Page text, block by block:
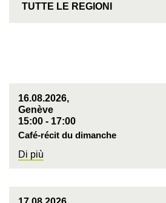
TUTTE LE REGIONI
16.08.2026,
Genève
15:00 - 17:00
Café-récit du dimanche
Di più